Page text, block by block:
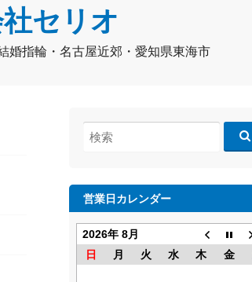
セリオ
婚指輪・名古屋近郊・愛知県東海市
検
索:
営業日カレンダー
2026年 8月
日
月 火 水 木 金